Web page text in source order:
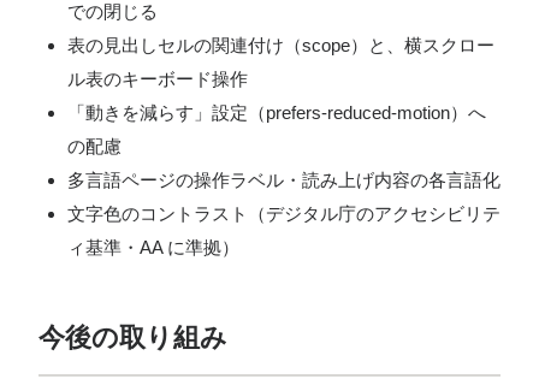
での閉じる
表の見出しセルの関連付け（scope）と、横スクロー
ル表のキーボード操作
「動きを減らす」設定（prefers-reduced-motion）へ
の配慮
多言語ページの操作ラベル・読み上げ内容の各言語化
文字色のコントラスト（デジタル庁のアクセシビリテ
ィ基準・AA に準拠）
今後の取り組み